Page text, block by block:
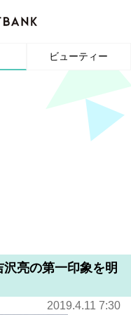
ビューティー
沢亮の第一印象を明
2019.4.11 7:30